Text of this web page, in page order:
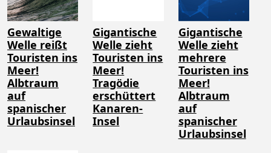
Gewaltige
Welle reißt
Touristen ins
Meer!
Albtraum
auf
spanischer
Urlaubsinsel
Gigantische
Welle zieht
Touristen ins
Meer!
Tragödie
erschüttert
Kanaren-
Insel
Gigantische
Welle zieht
mehrere
Touristen ins
Meer!
Albtraum
auf
spanischer
Urlaubsinsel